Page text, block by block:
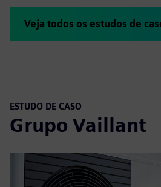
Veja todos os estudos de
ESTUDO DE CASO
Grupo Vaillant